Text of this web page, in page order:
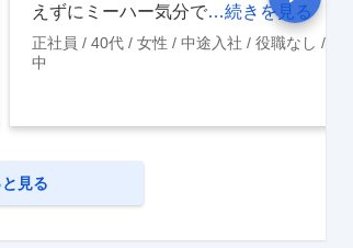
えずにミーハー気分で…続きを見る
正社員 40代 女性 中途入社 役職なし
中
見る